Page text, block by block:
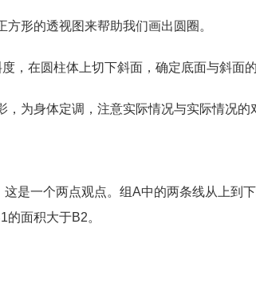
形的透视图来帮助我们画出圆圈。
，在圆柱体上切下斜面，确定底面与斜面
为身体定调，注意实际情况与实际情况的
是一个两点观点。组A中的两条线从上到
面积大于B2。